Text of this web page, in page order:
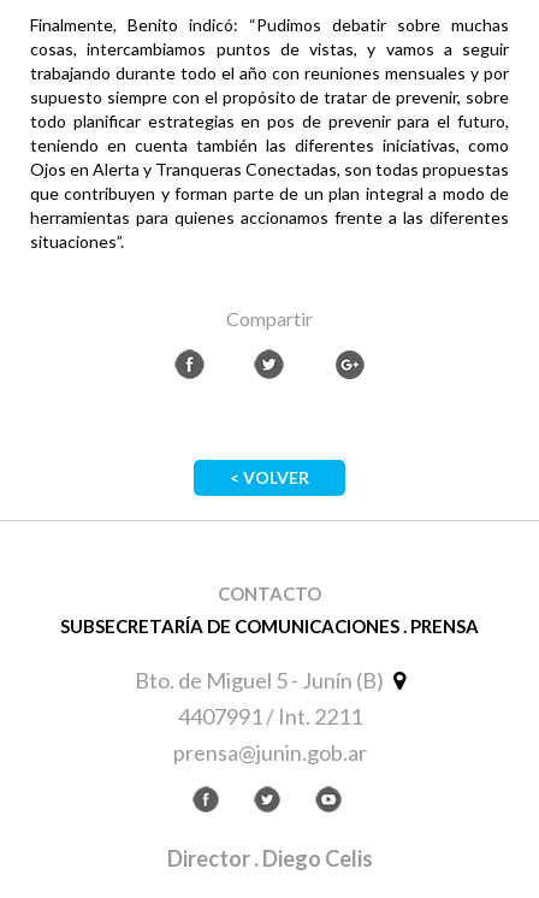
Finalmente, Benito indicó: “Pudimos debatir sobre muchas
cosas, intercambiamos puntos de vistas, y vamos a seguir
trabajando durante todo el año con reuniones mensuales y por
supuesto siempre con el propósito de tratar de prevenir, sobre
todo planificar estrategias en pos de prevenir para el futuro,
teniendo en cuenta también las diferentes iniciativas, como
Ojos en Alerta y Tranqueras Conectadas, son todas propuestas
que contribuyen y forman parte de un plan integral a modo de
herramientas para quienes accionamos frente a las diferentes
situaciones”.
Compartir
< VOLVER
CONTACTO
SUBSECRETARÍA DE COMUNICACIONES . PRENSA
Bto. de Miguel 5 - Junín (B)
4407991 / Int. 2211
prensa@junin.gob.ar
Director. Diego Celis